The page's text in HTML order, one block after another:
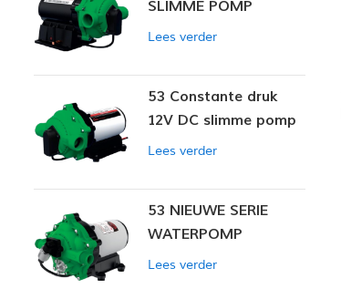
SLIMME POMP
Lees verder
53 Constante druk
12V DC slimme pomp
Lees verder
53 NIEUWE SERIE
WATERPOMP
Lees verder